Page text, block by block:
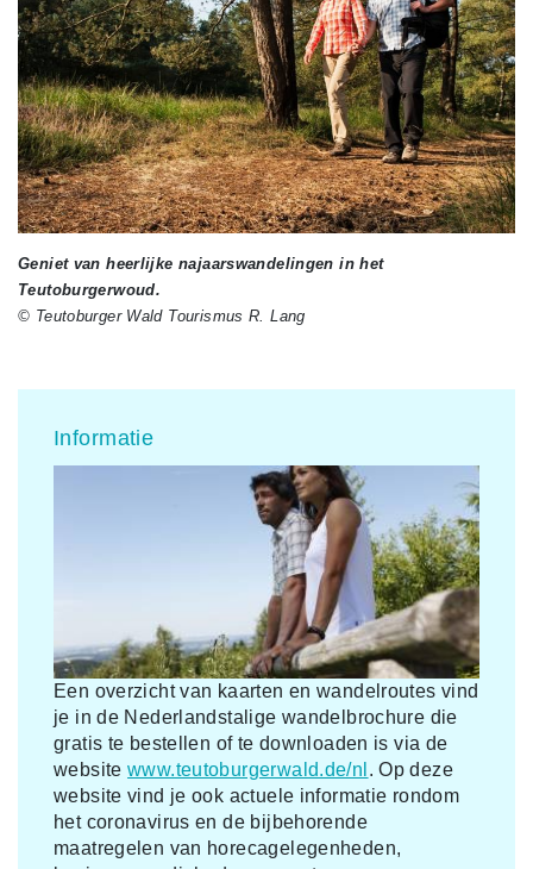
Geniet van heerlijke najaarswandelingen in het
Teutoburgerwoud.
© Teutoburger Wald Tourismus R. Lang
Informatie
Een overzicht van kaarten en wandelroutes vind
je in de Nederlandstalige wandelbrochure die
gratis te bestellen of te downloaden is via de
websitewww.teutoburgerwald.de/nl . Op deze
website vind je ook actuele informatie rondom
het coronavirus en de bijbehorende
maatregelen van horecagelegenheden,